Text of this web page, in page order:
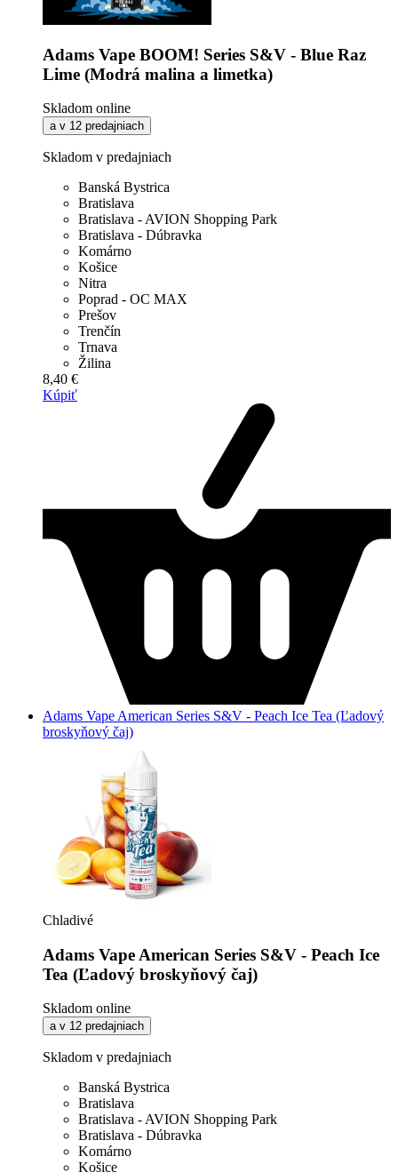
Adams Vape BOOM! Series S&V - Blue Raz
Lime (Modrá malina a limetka)
Skladom online
a v 12 predajniach
Skladom v predajniach
Banská Bystrica
Bratislava
Bratislava - AVION Shopping Park
Bratislava - Dúbravka
Komárno
Košice
Nitra
Poprad - OC MAX
Prešov
Trenčín
Trnava
Žilina
8,40 €
Kúpiť
Adams Vape American Series S&V - Peach Ice Tea (Ľadový
broskyňový čaj)
Chladivé
Adams Vape American Series S&V - Peach Ice
Tea (Ľadový broskyňový čaj)
Skladom online
a v 12 predajniach
Skladom v predajniach
Banská Bystrica
Bratislava
Bratislava - AVION Shopping Park
Bratislava - Dúbravka
Komárno
Košice